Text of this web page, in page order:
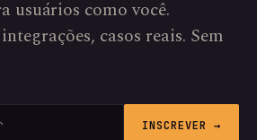
usuários como você.
casos reais. Sem
INSCREVER →